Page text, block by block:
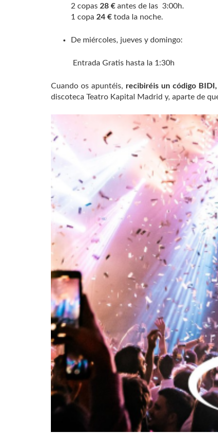
2 copas 28 € antes de las 3:00h.
1 copa 24 € toda la noche.
De miércoles, jueves y domingo:
Entrada Gratis hasta la 1:30h
Cuando os apuntéis, recibiréis un código
discoteca Teatro Kapital Madrid y, aparte de